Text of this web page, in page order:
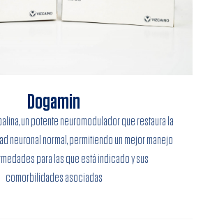
Dogamin
un potente neuromodulador que restaura la
neuronal normal, permitiendo un mejor manejo
para las que está indicado y sus
comorbilidades asociadas